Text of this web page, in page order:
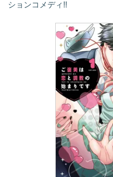
ションコメディ!!